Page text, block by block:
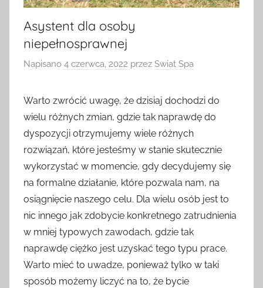
Asystent dla osoby
niepełnosprawnej
Napisano 4 czerwca, 2022 przez Swiat Spa
Warto zwrócić uwagę, że dzisiaj dochodzi do
wielu różnych zmian, gdzie tak naprawdę do
dyspozycji otrzymujemy wiele różnych
rozwiązań, które jesteśmy w stanie skutecznie
wykorzystać w momencie, gdy decydujemy się
na formalne działanie, które pozwala nam, na
osiągnięcie naszego celu. Dla wielu osób jest to
nic innego jak zdobycie konkretnego zatrudnienia
w mniej typowych zawodach, gdzie tak
naprawdę ciężko jest uzyskać tego typu prace.
Warto mieć to uwadze, ponieważ tylko w taki
sposób możemy liczyć na to, że bycie